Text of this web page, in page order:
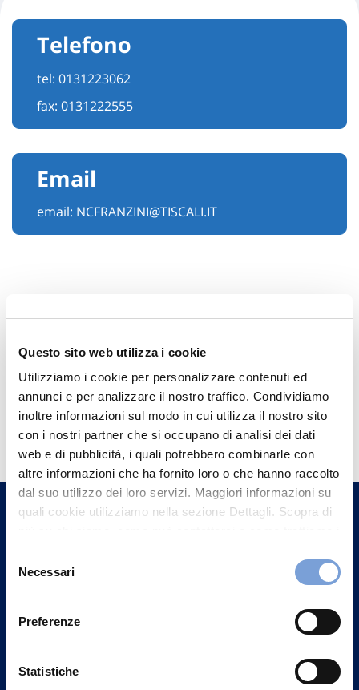
Questo sito web utilizza i cookie
Utilizziamo i cookie per personalizzare contenuti ed
annunci e per analizzare il nostro traffico. Condividiamo
inoltre informazioni sul modo in cui utilizza il nostro sito
con i nostri partner che si occupano di analisi dei dati
web e di pubblicità, i quali potrebbero combinarle con
altre informazioni che ha fornito loro o che hanno raccolto
dal suo utilizzo dei loro servizi. Maggiori informazioni su
quali cookie utilizziamo nella sezione Dettagli. Scopra di
può trovare nel footer del sito nella sezione "Informativa
delNecessari
Preferenze
Statistiche
Telefono
tel: 0131223062
fax: 0131222555
Email
email: NCFRANZINI@TISCALI.IT
Hai bisogno di
informazioni?
Trova l'Agenzia più vicina a te e parla con
un nostro Agente.
Contattaci